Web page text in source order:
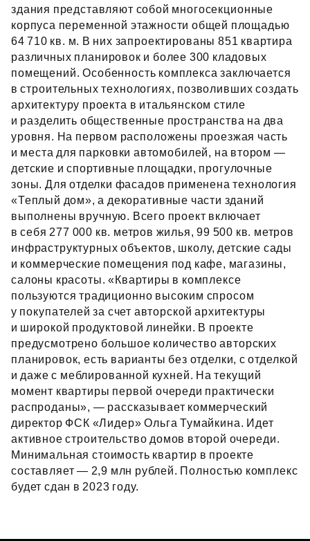
здания представляют собой многосекционные
корпуса переменной этажности общей площадью
64 710 кв. м. В них запроектированы 851 квартира
различных планировок и более 300 кладовых
помещений. Особенность комплекса заключается
в строительных технологиях, позволивших создать
архитектуру проекта в итальянском стиле
и разделить общественные пространства на два
уровня. На первом расположены проезжая часть
и места для парковки автомобилей, на втором —
детские и спортивные площадки, прогулочные
зоны. Для отделки фасадов применена технология
«Теплый дом», а декоративные части зданий
выполнены вручную. Всего проект включает
в себя 277 000 кв. метров жилья, 99 500 кв. метров
инфраструктурных объектов, школу, детские сады
и коммерческие помещения под кафе, магазины,
салоны красоты. «Квартиры в комплексе
пользуются традиционно высоким спросом
у покупателей за счет авторской архитектуры
и широкой продуктовой линейки. В проекте
предусмотрено большое количество авторских
планировок, есть варианты без отделки, с отделкой
и даже с меблированной кухней. На текущий
момент квартиры первой очереди практически
распроданы», — рассказывает коммерческий
директор ФСК «Лидер» Ольга Тумайкина. Идет
активное строительство домов второй очереди.
Минимальная стоимость квартир в проекте
составляет — 2,9 млн рублей. Полностью комплекс
будет сдан в 2023 году.